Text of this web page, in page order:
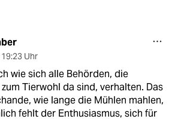
19:23 Uhr
wie sich alle Behörden, die
Tierwohl da sind, verhalten. Das
wie lange die Mühlen mahlen,
fehlt der Enthusiasmus, sich für